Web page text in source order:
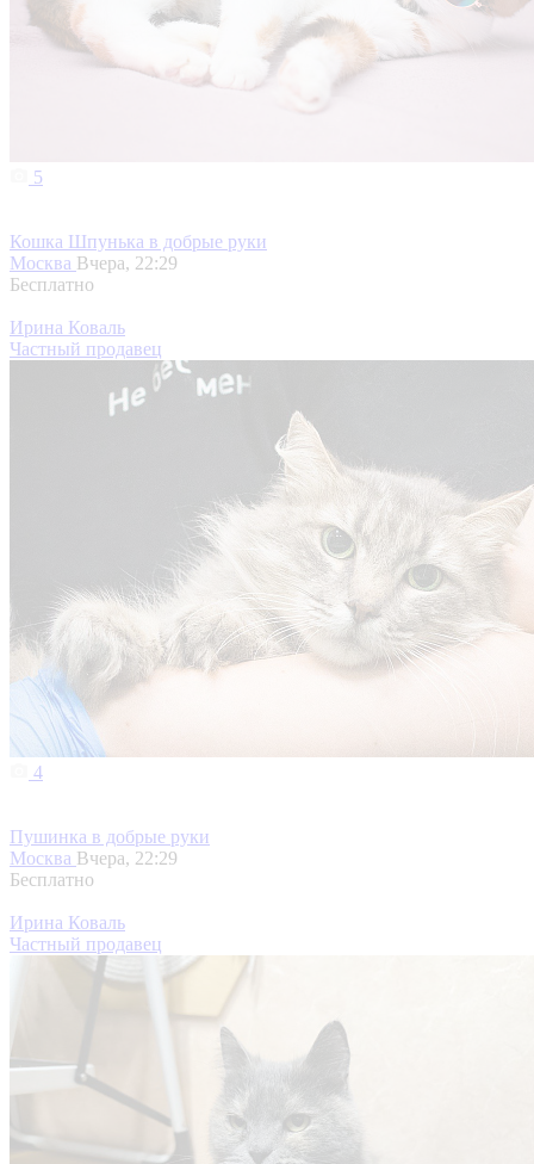
5
Кошка Шпунька в добрые руки
Москва Вчера, 22:29
Бесплатно
Ирина Коваль
Частный продавец
4
Пушинка в добрые руки
Москва Вчера, 22:29
Бесплатно
Ирина Коваль
Частный продавец